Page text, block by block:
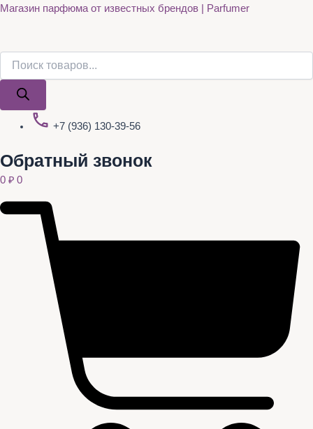
Перейти
Магазин парфюма от известных брендов | Parfumer
Поиск
+7 (936) 130-39-56
Обратный звонок
0 ₽ 0
Поиск
Quantity